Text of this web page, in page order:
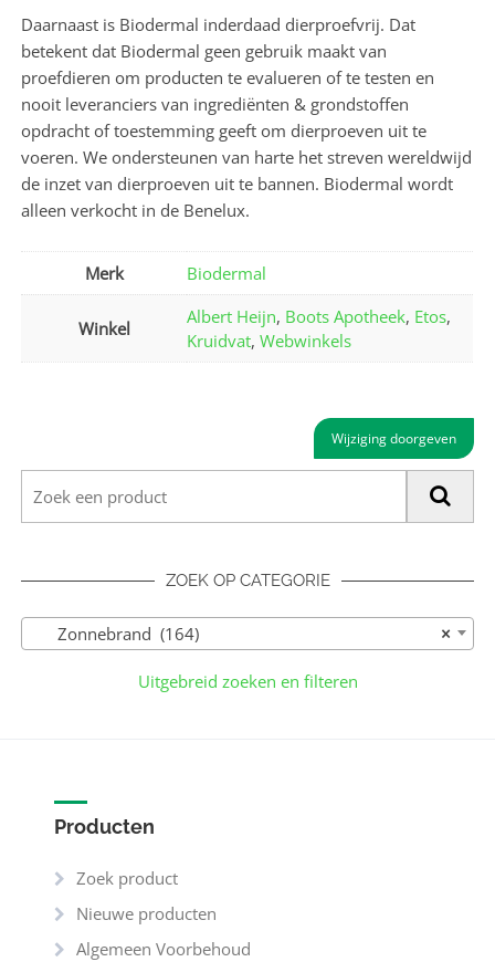
Daarnaast is Biodermal inderdaad dierproefvrij. Dat
betekent dat Biodermal geen gebruik maakt van
proefdieren om producten te evalueren of te testen en
nooit leveranciers van ingrediënten & grondstoffen
opdracht of toestemming geeft om dierproeven uit te
voeren. We ondersteunen van harte het streven wereldwijd
de inzet van dierproeven uit te bannen. Biodermal wordt
alleen verkocht in de Benelux.
Merk Biodermal
Winkel
Albert Heijn, Boots Apotheek, Etos,
Kruidvat,Webwinkels
Wijziging doorgeven
ZOEK OP CATEGORIE
×
Zonnebrand (164)
Uitgebreid zoeken en filteren
Producten
Zoek product
Nieuwe producten
Algemeen Voorbehoud